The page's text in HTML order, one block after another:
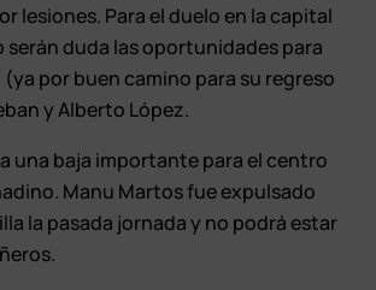
lesiones. Para el duelo en la capital
serán duda las oportunidades para
por buen camino para su regreso
y Alberto López.
una baja importante para el centro
Manu Martos fue expulsado
la pasada jornada y no podrá estar